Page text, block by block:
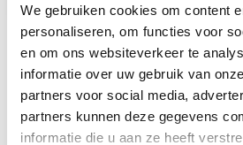
We gebruiken cookies om content
personaliseren, om functies voor
en om ons websiteverkeer te
informatie over uw gebruik van
partners voor social media,
partners kunnen deze gegevens
informatie die u aan ze heeft
Al online sinds2007
Webwinkel metThuiswinkel
Haal uw pakket op bij 3500+